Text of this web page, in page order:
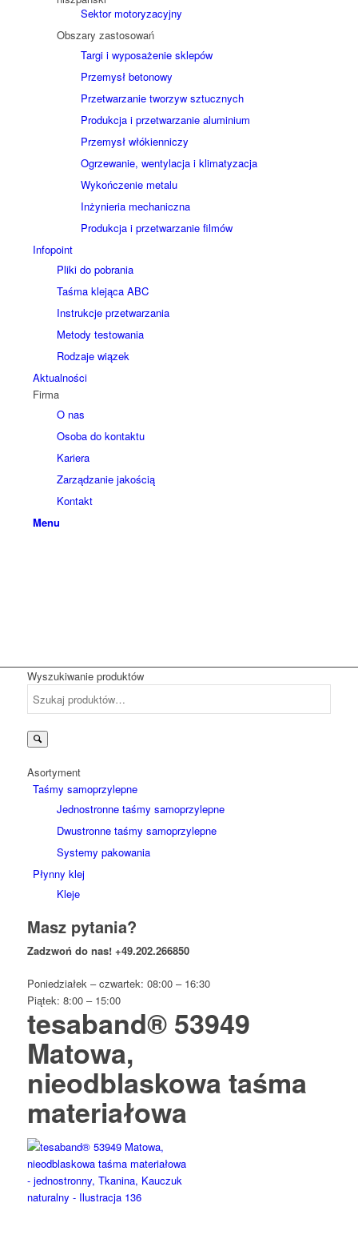
Sektor motoryzacyjny
Obszary zastosowań
Targi i wyposażenie sklepów
Przemysł betonowy
Przetwarzanie tworzyw sztucznych
Produkcja i przetwarzanie aluminium
Przemysł włókienniczy
Ogrzewanie, wentylacja i klimatyzacja
Wykończenie metalu
Inżynieria mechaniczna
Produkcja i przetwarzanie filmów
Infopoint
Pliki do pobrania
Taśma klejąca ABC
Instrukcje przetwarzania
Metody testowania
Rodzaje wiązek
Aktualności
Firma
O nas
Osoba do kontaktu
Kariera
Zarządzanie jakością
Kontakt
Menu
Wyszukiwanie produktów
Asortyment
Taśmy samoprzylepne
Jednostronne taśmy samoprzylepne
Dwustronne taśmy samoprzylepne
Systemy pakowania
Płynny klej
Kleje
Masz pytania?
Zadzwoń do nas! +49.202.266850
Poniedziałek – czwartek: 08:00 – 16:30
Piątek: 8:00 – 15:00
tesaband® 53949
Matowa,
nieodblaskowa taśma
materiałowa